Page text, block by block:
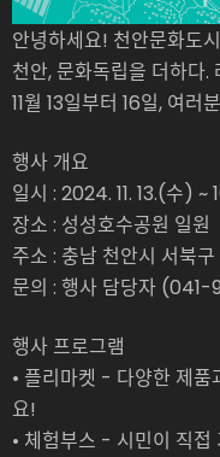
안녕하세요! 천안문화도
천안, 문화독립을 더하다.
11월 13일부터 16일, 여러
행사 개요
일시 : 2024. 11. 13.(수)
장소 : 성성호수공원 일원
주소 : 충남 천안시 서북
문의 : 행사 담당자
행사 프로그램
• 플리마켓 - 다양한 제품
요!
• 체험부스 - 시민이 직접